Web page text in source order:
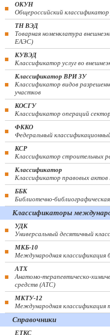
ОКУН
Общероссийский классификатор
ТН ВЭД
Товарная номенклатура
ЕАЭС)
КУВЭД
Классификатор услуг во
Классификатор ВРИ ЗУ
Классификатор видов
участков
КОСГУ
Классификатор операций
ФККО
Федеральный
КСР
Классификатор строительных
Классификатор
Классификатор правовых
ББК
Библиотечно-
Классификаторы
УДК
Универсальный десятичный
МКБ-10
Международная классификация
АТХ
Анатомо-терапевтическо-
средств (ATC)
МКТУ-12
Международная классификация
Справочники
ЕТКС